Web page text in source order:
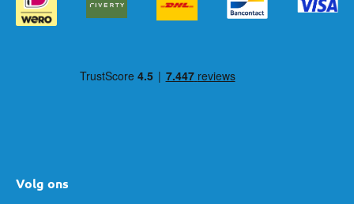
Volg ons